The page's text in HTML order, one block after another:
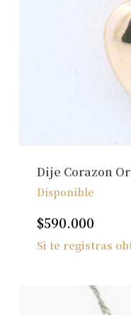
Dije Corazon
Disponible
$590.000
Si te registras